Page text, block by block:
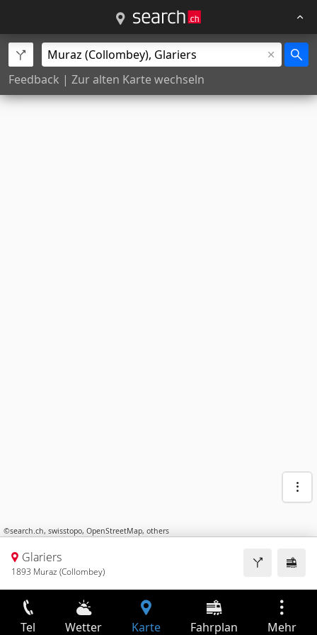
Feedback | Zur alten Karte wechseln
©search.ch, swisstopo, OpenStreetMap, others
Glariers
1893 Muraz (Collombey)
Tel Wetter Karte Fahrplan Mehr